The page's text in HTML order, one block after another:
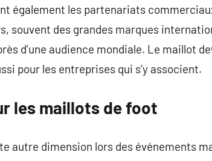
également les partenariats
souvent des grandes marques
d’une audience mondiale. Le maillot
pour les entreprises qui s’y associent.
les maillots de foot
autre dimension lors des événements